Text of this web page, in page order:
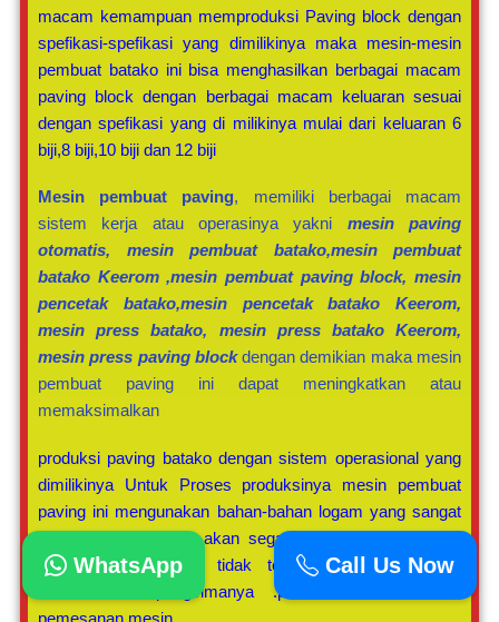
macam kemampuan memproduksi Paving block dengan
spefikasi-spefikasi yang dimilikinya maka mesin-mesin
pembuat batako ini bisa menghasilkan berbagai macam
paving block dengan berbagai macam keluaran sesuai
dengan spefikasi yang di milikinya mulai dari keluaran 6
biji,8 biji,10 biji dan 12 biji
Mesin pembuat paving, memiliki berbagai macam
sistem kerja atau operasinya yakni mesin paving
otomatis, mesin pembuat batako,mesin pembuat
batako Keerom ,mesin pembuat paving block, mesin
pencetak batako,mesin pencetak batako Keerom,
mesin press batako, mesin press batako Keerom,
mesin press paving blockdengan demikian maka mesin
pembuat paving ini dapat meningkatkan atau
memaksimalkan
produksi paving batako dengan sistem operasional yang
dimilikinya Untuk Proses produksinya mesin pembuat
paving ini mengunakan bahan-bahan logam yang sangat
kuat dan bisa tahan akan segala macam cuaca serta
memiliki bobot yang tidak terlalu besar yang bisa
memudahkan pengirimanya .perlu diketahui bahwa
pemesanan mesin
Call Us Now
WhatsApp